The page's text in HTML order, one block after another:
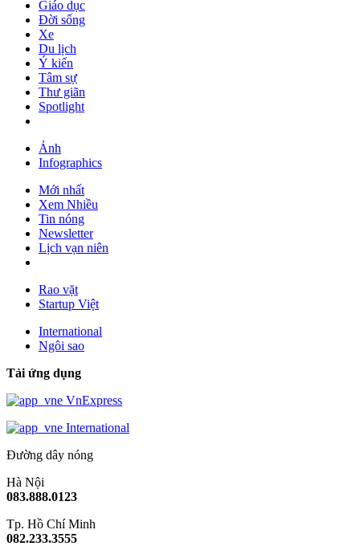
Giáo dục
Đời sống
Xe
Du lịch
Ý kiến
Tâm sự
Thư giãn
Spotlight
Ảnh
Infographics
Mới nhất
Xem Nhiều
Tin nóng
Newsletter
Lịch vạn niên
Rao vặt
Startup Việt
International
Ngôi sao
Tải ứng dụng
VnExpress
International
Đường dây nóng
Hà Nội
083.888.0123
Tp. Hồ Chí Minh
082.233.3555